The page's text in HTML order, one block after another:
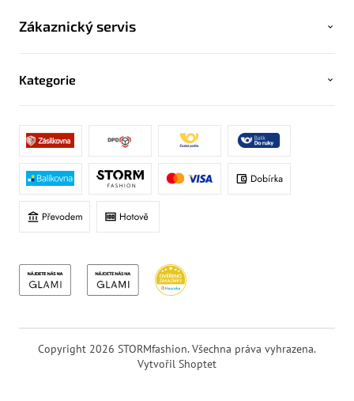
Zákaznický servis
Kategorie
Vytvořil Shoptet
Copyright 2026 STORMfashion. Všechna práva vyhrazena.